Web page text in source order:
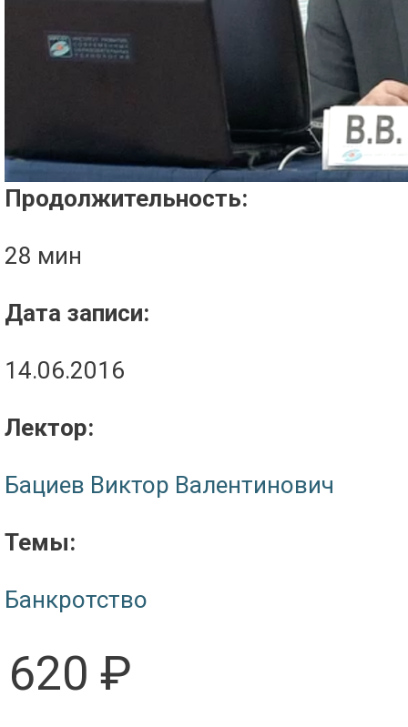
Продолжительность:
28 мин
Дата записи:
14.06.2016
Лектор:
Бациев Виктор Валентинович
Темы:
Банкротство
620 ₽